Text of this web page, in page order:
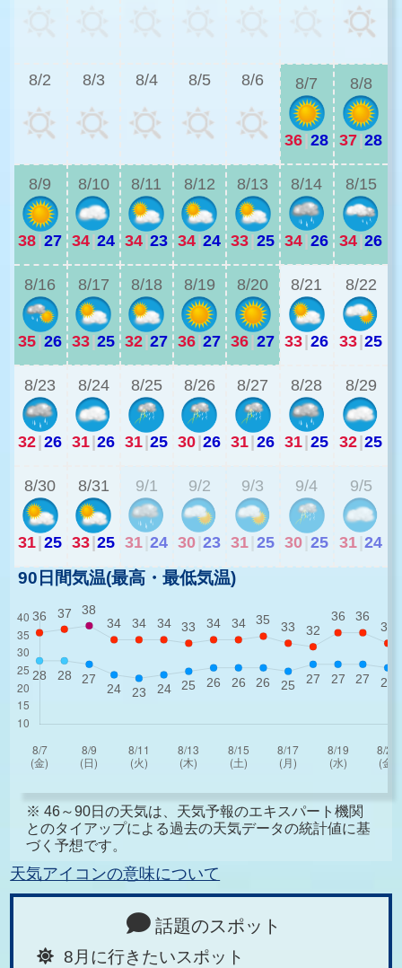
8/2 8/3 8/4 8/5 8/6 8/7
36|28
8/8
37|28
8/9
38|27
8/10
34|24
8/11
34|23
8/12
34|24
8/13
33|25
8/14
34|26
8/15
34|26
8/16
35|26
8/17
33|25
8/18
32|27
8/19
36|27
8/20
36|27
8/21
33|26
8/22
33|25
8/23
32|26
8/24
31|26
8/25
31|25
8/26
30|26
8/27
31|26
8/28
31|25
8/29
32|25
8/30
31|25
8/31
33|25
9/1
31 24
9/2
30 23
9/3
31 25
9/4
30 25
9/5
31 24
90日間気温(最高・最低気温)
※ 46～90日の天気は、天気予報のエキスパート機関
とのタイアップによる過去の天気データの統計値に基
づく予想です。
天気アイコンの意味について
話題のスポット
8月に行きたいスポット